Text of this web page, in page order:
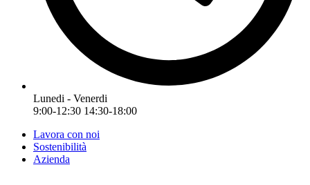
Lunedi - Venerdi
9:00-12:30 14:30-18:00
Lavora con noi
Sostenibilità
Azienda